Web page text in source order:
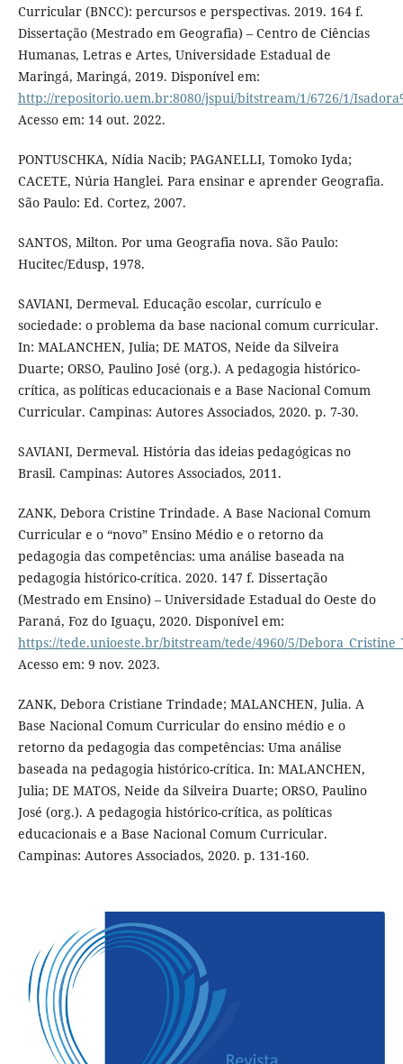
Curricular (BNCC): percursos e perspectivas. 2019. 164 f.
Dissertação (Mestrado em Geografia) – Centro de Ciências
Humanas, Letras e Artes, Universidade Estadual de
Maringá, Maringá, 2019. Disponível em:
http://repositorio.uem.br:8080/jspui/bitstream/1/6726/1/
Acesso em: 14 out. 2022.
PONTUSCHKA, Nídia Nacib; PAGANELLI, Tomoko Iyda;
CACETE, Núria Hanglei. Para ensinar e aprender Geografia.
São Paulo: Ed. Cortez, 2007.
SANTOS, Milton. Por uma Geografia nova. São Paulo:
Hucitec/Edusp, 1978.
SAVIANI, Dermeval. Educação escolar, currículo e
sociedade: o problema da base nacional comum curricular.
In: MALANCHEN, Julia; DE MATOS, Neide da Silveira
Duarte; ORSO, Paulino José (org.). A pedagogia histórico-
crítica, as políticas educacionais e a Base Nacional Comum
Curricular. Campinas: Autores Associados, 2020. p. 7-30.
SAVIANI, Dermeval. História das ideias pedagógicas no
Brasil. Campinas: Autores Associados, 2011.
ZANK, Debora Cristine Trindade. A Base Nacional Comum
Curricular e o “novo” Ensino Médio e o retorno da
pedagogia das competências: uma análise baseada na
pedagogia histórico-crítica. 2020. 147 f. Dissertação
(Mestrado em Ensino) – Universidade Estadual do Oeste do
Paraná, Foz do Iguaçu, 2020. Disponível em:
https://tede.unioeste.br/bitstream/tede/4960/5/
Acesso em: 9 nov. 2023.
ZANK, Debora Cristiane Trindade; MALANCHEN, Julia. A
Base Nacional Comum Curricular do ensino médio e o
retorno da pedagogia das competências: Uma análise
baseada na pedagogia histórico-crítica. In: MALANCHEN,
Julia; DE MATOS, Neide da Silveira Duarte; ORSO, Paulino
José (org.). A pedagogia histórico-crítica, as políticas
educacionais e a Base Nacional Comum Curricular.
Campinas: Autores Associados, 2020. p. 131-160.